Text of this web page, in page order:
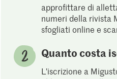
approfittare di
numeri della rivista
sfogliati online e
Quanto costa
L'iscrizione a